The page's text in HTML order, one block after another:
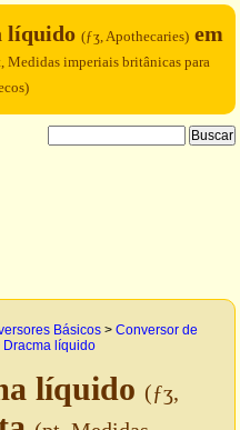
líquido (ƒʒ, Apothecaries) em
Medidas imperiais britânicas para
Básicos > Conversor de
Dracma líquido
líquido (ƒʒ,